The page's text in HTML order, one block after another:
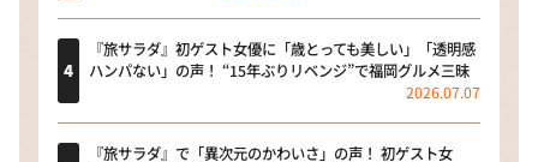
『旅サラダ』初ゲスト女優に「歳とっても美しい」「透明感
ハンパない」の声！ “15年ぶりリベンジ”で福岡グルメ三昧
2026.07.07
『旅サラダ』で「異次元のかわいさ」の声！ 初ゲスト女